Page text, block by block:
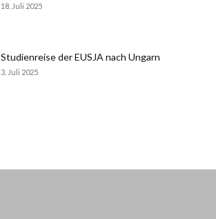
18. Juli 2025
Studienreise der EUSJA nach Ungarn
3. Juli 2025